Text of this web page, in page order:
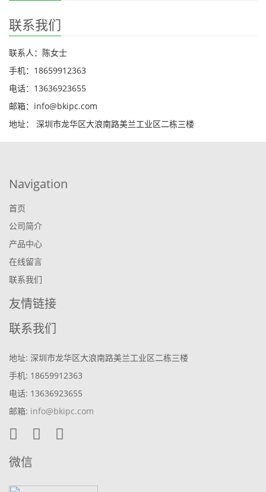
联系我们
联系人：陈女士
手机：18659912363
电话：13636923655
邮箱：info@bkipc.com
地址： 深圳市龙华区大浪南路美兰工业区二栋三楼
Navigation
首页
公司简介
产品中心
在线留言
联系我们
友情链接
联系我们
地址: 深圳市龙华区大浪南路美兰工业区二栋三楼
手机: 18659912363
电话: 13636923655
邮箱: info@bkipc.com
微信